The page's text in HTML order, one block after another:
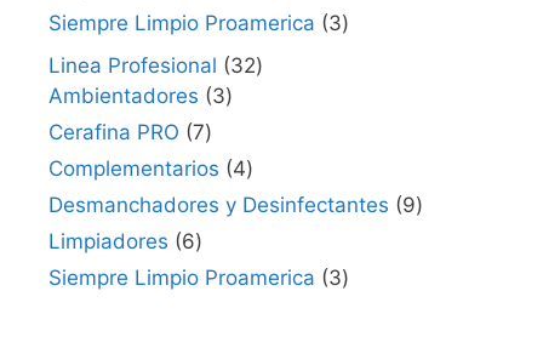
Siempre Limpio Proamerica
3
Linea Profesional
32
Ambientadores
3
Cerafina PRO 7
Complementarios
4
Desmanchadores y Desinfectantes
9
Limpiadores
6
Siempre Limpio Proamerica
3